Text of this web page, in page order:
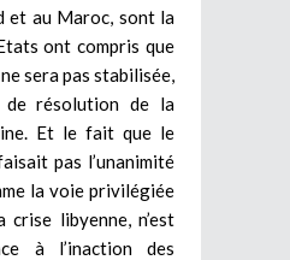
et au Maroc, sont la
ont compris que
sera pas stabilisée,
résolution de la
Et le fait que le
pas l’unanimité
la voie privilégiée
libyenne, n’est
à l’inaction des